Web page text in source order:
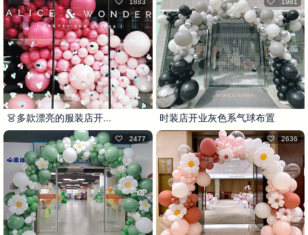
👗多款漂亮的服装店开...
1883
时装店开业灰色系气球布置
1981
2477 2636